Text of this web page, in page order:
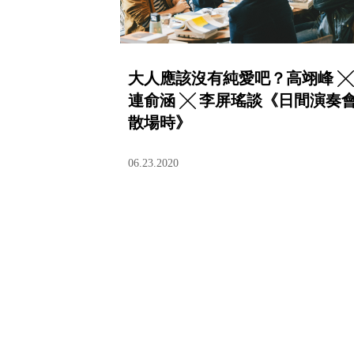
大人應該沒有純愛吧？高翊峰 ╳
連俞涵 ╳ 李屏瑤談《日間演奏
散場時》
06.23.2020